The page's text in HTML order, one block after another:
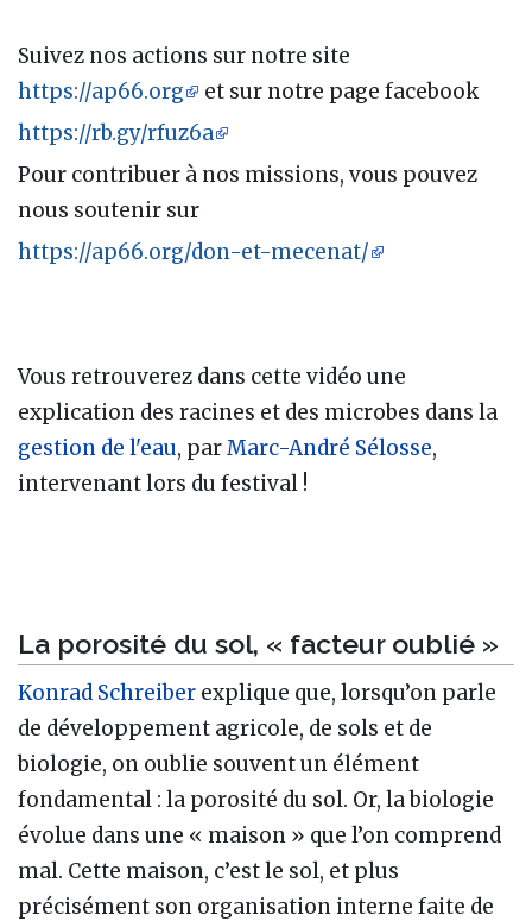
Suivez nos actions sur notre site
https://ap66.org
et sur notre page facebook
https://rb.gy/rfuz6a
Pour contribuer à nos missions, vous pouvez
nous soutenir sur
https://ap66.org/don-et-mecenat/
Vous retrouverez dans cette vidéo une
explication des racines et des microbes dans la
gestion de l'eau, parMarc-André Sélosse,
intervenant lors du festival !
La porosité du sol, « facteur oublié »
Konrad Schreiber explique que, lorsqu’on parle
de développement agricole, de sols et de
biologie, on oublie souvent un élément
fondamental : la porosité du sol. Or, la biologie
évolue dans une « maison » que l’on comprend
mal. Cette maison, c’est le sol, et plus
précisément son organisation interne faite de